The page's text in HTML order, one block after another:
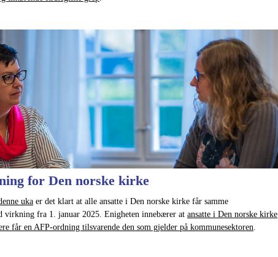
for Den norske kirke
uka er det klart at alle ansatte i Den norske kirke får samme
virkning fra 1. januar 2025. Enigheten innebærer at ansatte i Den norske kirke
får en AFP-ordning tilsvarende den som gjelder på kommunesektoren.